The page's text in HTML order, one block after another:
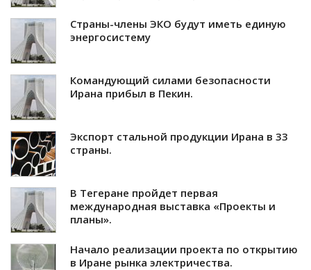
Страны-члены ЭКО будут иметь единую
энергосистему
Командующий силами безопасности
Ирана прибыл в Пекин.
Экспорт стальной продукции Ирана в 33
страны.
В Тегеране пройдет первая
международная выставка «Проекты и
планы».
Начало реализации проекта по открытию
в Иране рынка электричества.